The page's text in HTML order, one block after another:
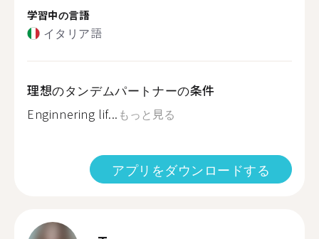
学習中の言語
イタリア語
理想のタンデムパートナーの条件
Enginnering lif... もっと見る
アプリをダウンロードする